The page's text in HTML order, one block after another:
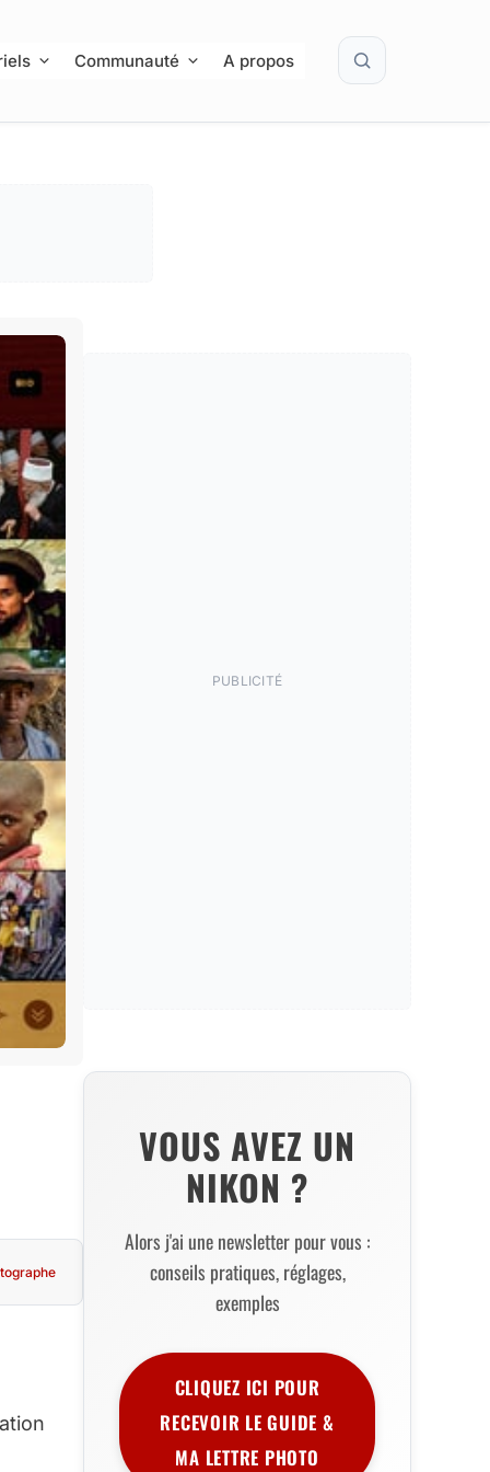
Communauté A propos Rechercher
PUBLICITÉ
VOUS AVEZ UN
NIKON ?
Alors j'ai une newsletter pour vous :
conseils pratiques, réglages,
exemples
CLIQUEZ ICI POUR
RECEVOIR LE GUIDE &
MA LETTRE PHOTO